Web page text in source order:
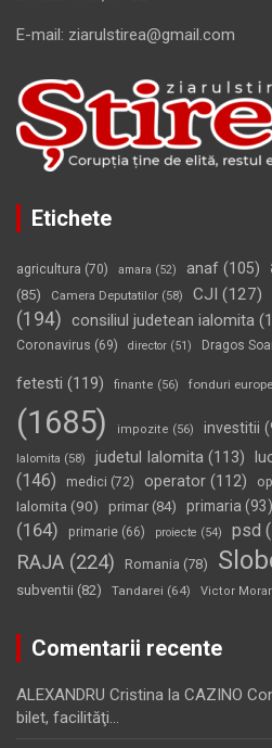
E-mail: ziarulstirea@gmail.com
Etichete
agricultura (70) amara (52) anaf (105)
(85)
Camera Deputatilor (58) CJI (127)
(194) consiliul judetean ialomita
Coronavirus (69) director (51) Dragos
fetesti (119) finante (56) fonduri
(1685)
impozite (56) investitii
Ialomita (58) judetul Ialomita (113)
(146)
medici (72) operator (112)
Ialomita (90) primar(84) primaria (93)
(164)
primarie (66) proiecte (54) psd
RAJA (224) Romania (78)
subventii (82) Tandarei (64) Victor
Comentarii recente
ALEXANDRU Cristina la CAZINO
bilet, facilităţi…